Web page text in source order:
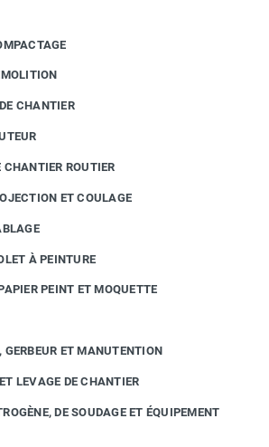
CHANTIER
CHANTIER ROUTIER
ET COULAGE
À PEINTURE
PEINT ET MOQUETTE
GERBEUR ET MANUTENTION
LEVAGE DE CHANTIER
DE SOUDAGE ET ÉQUIPEMENT